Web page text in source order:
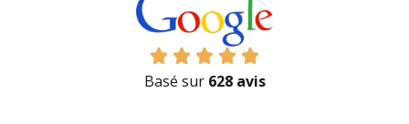
Basé sur 628 avis